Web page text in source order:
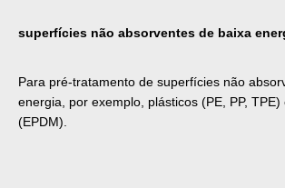
superfícies não absorventes de baixa
Para pré-tratamento de superfícies não
energia, por exemplo, plásticos (PE, PP,
(EPDM).